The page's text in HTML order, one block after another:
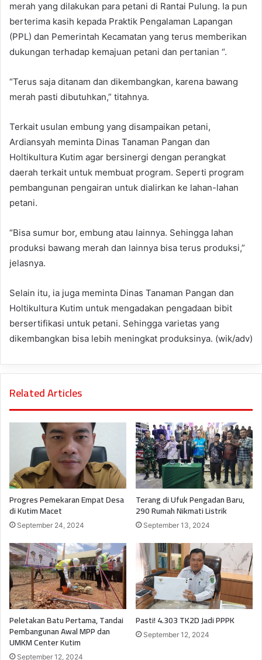
merah yang dilakukan para petani di Rantai Pulung. Ia pun
berterima kasih kepada Praktik Pengalaman Lapangan
(PPL) dan Pemerintah Kecamatan yang terus memberikan
dukungan terhadap kemajuan petani dan pertanian “.
“Terus saja ditanam dan dikembangkan, karena bawang
merah pasti dibutuhkan,” titahnya.
Terkait usulan embung yang disampaikan petani,
Ardiansyah meminta Dinas Tanaman Pangan dan
Holtikultura Kutim agar bersinergi dengan perangkat
daerah terkait untuk membuat program. Seperti program
pembangunan pengairan untuk dialirkan ke lahan-lahan
petani.
“Bisa sumur bor, embung atau lainnya. Sehingga lahan
produksi bawang merah dan lainnya bisa terus produksi,”
jelasnya.
Selain itu, ia juga meminta Dinas Tanaman Pangan dan
Holtikultura Kutim untuk mengadakan pengadaan bibit
bersertifikasi untuk petani. Sehingga varietas yang
dikembangkan bisa lebih meningkat produksinya. (wik/adv)
Related Articles
Progres Pemekaran Empat Desa
di Kutim Macet
September 24, 2024
Terang di Ufuk Pengadan Baru,
290 Rumah Nikmati Listrik
September 13, 2024
Peletakan Batu Pertama, Tandai
Pembangunan Awal MPP dan
UMKM Center Kutim
September 12, 2024
Pasti! 4.303 TK2D Jadi PPPK
September 12, 2024